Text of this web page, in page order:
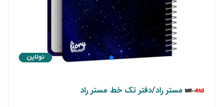
مستر راد/دفتر تک خط مستر راد